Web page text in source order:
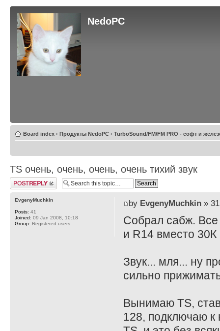
NedoPC
Board index ‹ Продукты NedoPC ‹ TurboSound/FM/FM PRO - софт и
TS очень, очень, очень, очень тихий звук
Post a reply
by EvgenyMuchkin» 31
Собрал сабж.
и R14 вместо 30К
Звук... мля... ну
сильно
Вынимаю TS,
128, подключаю к
EvgenyMuchkin
Posts: 41
Joined: 09 Jan 2008, 10:18
Group: Registered users